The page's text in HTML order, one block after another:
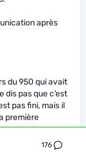
176
après
du 950 qui avait
dis pas que c’est
pas fini, mais il
première